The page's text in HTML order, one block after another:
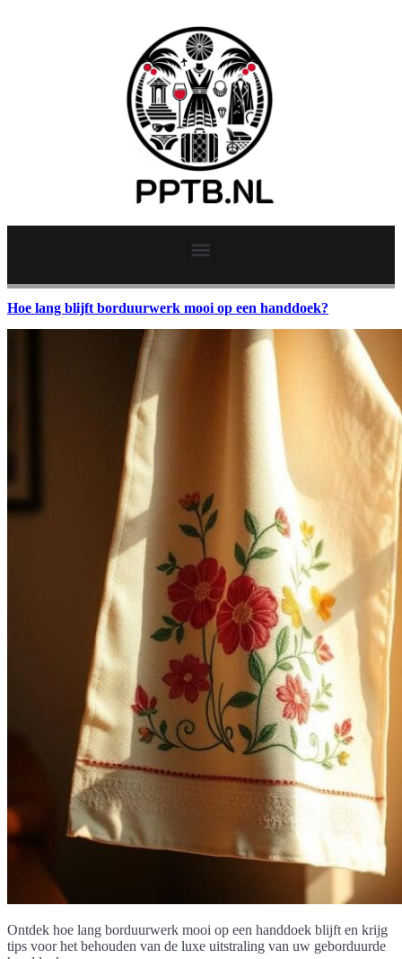
Hoe lang blijft borduurwerk mooi op een handdoek?
Ontdek hoe lang borduurwerk mooi op een handdoek blijft en krijg
tips voor het behouden van de luxe uitstraling van uw geborduurde